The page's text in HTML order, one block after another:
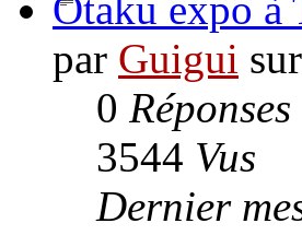
Otaku expo
par Guigui
0 Réponses
3544 Vus
Dernier